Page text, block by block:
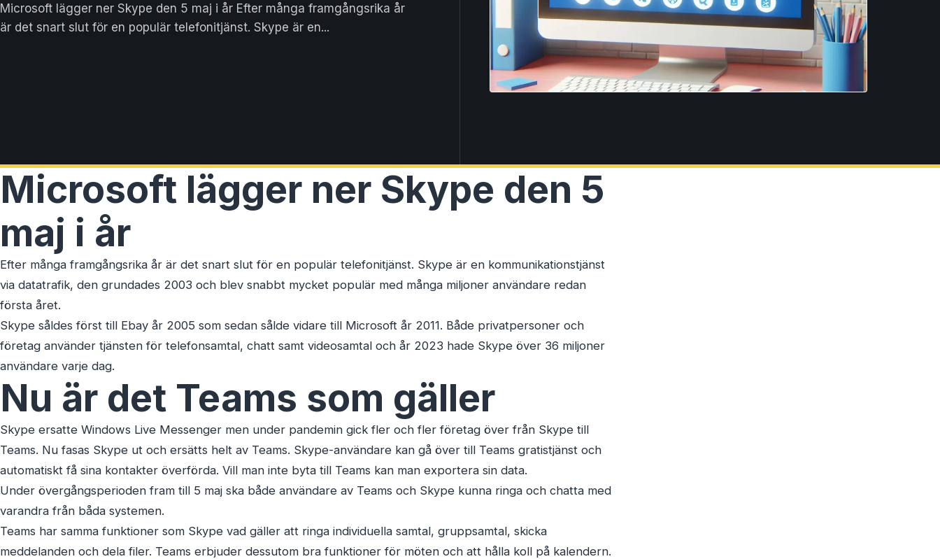
Microsoft lägger ner Skype den 5 maj i år Efter många framgångsrika år
är det snart slut för en populär telefonitjänst. Skype är en...
Microsoft lägger ner Skype den 5
maj i år
Efter många framgångsrika år är det snart slut för en populär telefonitjänst. Skype är en kommunikationstjänst
via datatrafik, den grundades 2003 och blev snabbt mycket populär med många miljoner användare redan
första året.
Skype såldes först till Ebay år 2005 som sedan sålde vidare till Microsoft år 2011. Både privatpersoner och
företag använder tjänsten för telefonsamtal, chatt samt videosamtal och år 2023 hade Skype över 36 miljoner
användare varje dag.
Nu är det Teams som gäller
Skype ersatte Windows Live Messenger men under pandemin gick fler och fler företag över från Skype till
Teams. Nu fasas Skype ut och ersätts helt av Teams. Skype-användare kan gå över till Teams gratistjänst och
automatiskt få sina kontakter överförda. Vill man inte byta till Teams kan man exportera sin data.
Under övergångsperioden fram till 5 maj ska både användare av Teams och Skype kunna ringa och chatta med
varandra från båda systemen.
Teams har samma funktioner som Skype vad gäller att ringa individuella samtal, gruppsamtal, skicka
meddelanden och dela filer. Teams erbjuder dessutom bra funktioner för möten och att hålla koll på kalendern.